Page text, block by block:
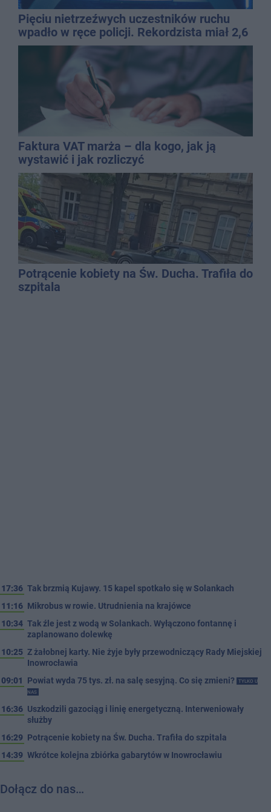
Pięciu nietrzeźwych uczestników ruchu
wpadło w ręce policji. Rekordzista miał 2,6
promila
Faktura VAT marża – dla kogo, jak ją
wystawić i jak rozliczyć
Potrącenie kobiety na Św. Ducha. Trafiła do
szpitala
17:36 Tak brzmią Kujawy. 15 kapel spotkało się w Solankach
11:16 Mikrobus w rowie. Utrudnienia na krajówce
10:34 Tak źle jest z wodą w Solankach. Wyłączono fontannę i
zaplanowano dolewkę
10:25 Z żałobnej karty. Nie żyje były przewodniczący Rady Miejskiej
Inowrocławia
09:01
Powiat wyda 75 tys. zł. na salę sesyjną. Co się zmieni?
TYLKO U
NAS
16:36 Uszkodzili gazociąg i linię energetyczną. Interweniowały
służby
16:29 Potrącenie kobiety na Św. Ducha. Trafiła do szpitala
14:39 Wkrótce kolejna zbiórka gabarytów w Inowrocławiu
Dołącz do nas…